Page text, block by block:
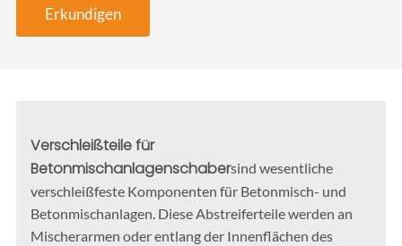
Erkundigen
Verschleißteile für
Betonmischanlagenschabersind wesentliche
verschleißfeste Komponenten für Betonmisch- und
Betonmischanlagen. Diese Abstreiferteile werden an
Mischerarmen oder entlang der Innenflächen des